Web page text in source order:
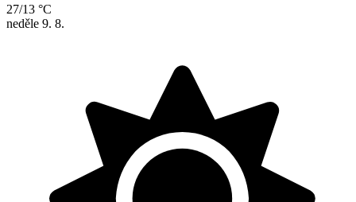
27/13 °C
neděle 9. 8.